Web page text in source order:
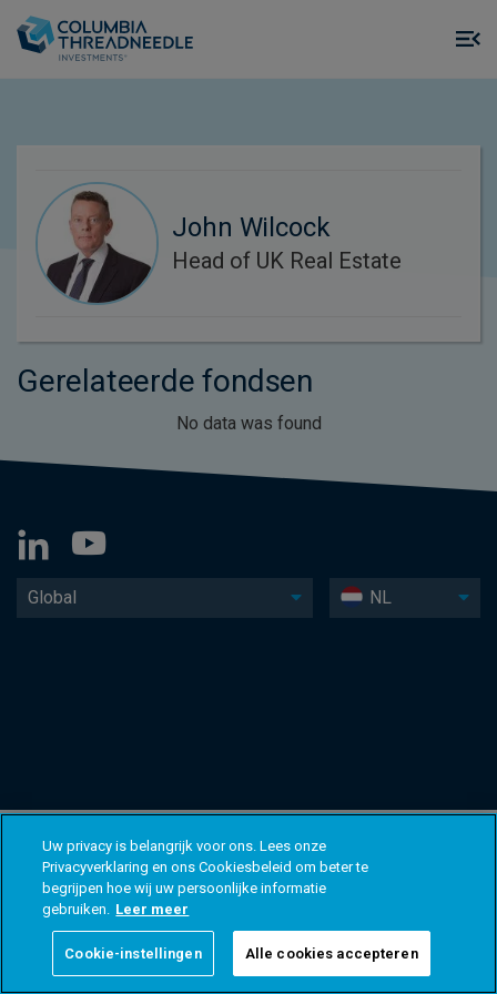
John Wilcock
Head of UK Real Estate
Gerelateerde fondsen
No data was found
Global NL
Uw privacy is belangrijk voor ons. Lees onze
Privacyverklaring en ons Cookiesbeleid om beter te
begrijpen hoe wij uw persoonlijke informatie
gebruiken. Leer meer
Cookie-instellingen Alle cookies accepteren